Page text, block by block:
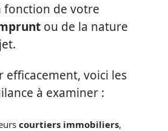
fonction de votre
ou de la nature
efficacement, voici les
à examiner :
courtiers immobiliers,